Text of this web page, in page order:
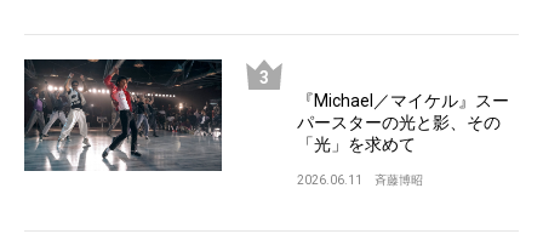
『Michael／マイケル』スー
パースターの光と影、その
「光」を求めて
2026.06.11 斉藤博昭